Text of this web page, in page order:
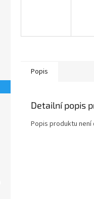
Popis
Detailní popis
Popis produktu